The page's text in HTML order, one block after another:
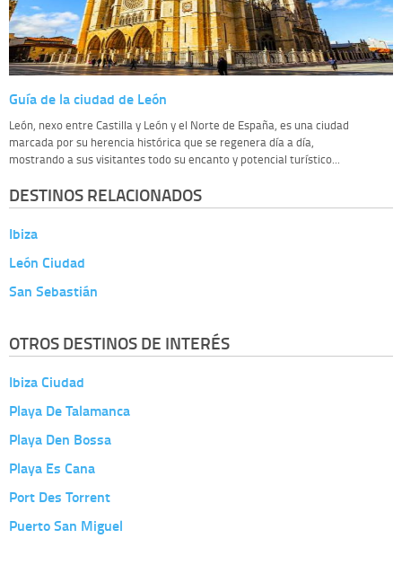
Guía de la ciudad de León
León, nexo entre Castilla y León y el Norte de España, es una ciudad
marcada por su herencia histórica que se regenera día a día,
mostrando a sus visitantes todo su encanto y potencial turístico...
DESTINOS RELACIONADOS
Ibiza
León Ciudad
San Sebastián
OTROS DESTINOS DE INTERÉS
Ibiza Ciudad
Playa De Talamanca
Playa Den Bossa
Playa Es Cana
Port Des Torrent
Puerto San Miguel